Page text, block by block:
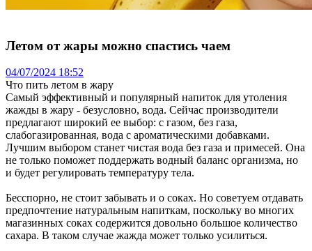
Летом от жары можно спастись чаем
04/07/2024 18:52
Что пить летом в жару
Самый эффективный и популярный напиток для утоления
жажды в жару - безусловно, вода. Сейчас производители
предлагают широкий ее выбор: с газом, без газа,
слабогазированная, вода с ароматическими добавками.
Лучшим выбором станет чистая вода без газа и примесей. Она
не только поможет поддержать водный баланс организма, но
и будет регулировать температуру тела.
Бесспорно, не стоит забывать и о соках. Но советуем отдавать
предпочтение натуральным напиткам, поскольку во многих
магазинных соках содержится довольно большое количество
сахара. В таком случае жажда может только усилиться.